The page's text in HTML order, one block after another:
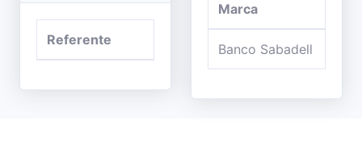
Referente
Marca
Banco Sabadell